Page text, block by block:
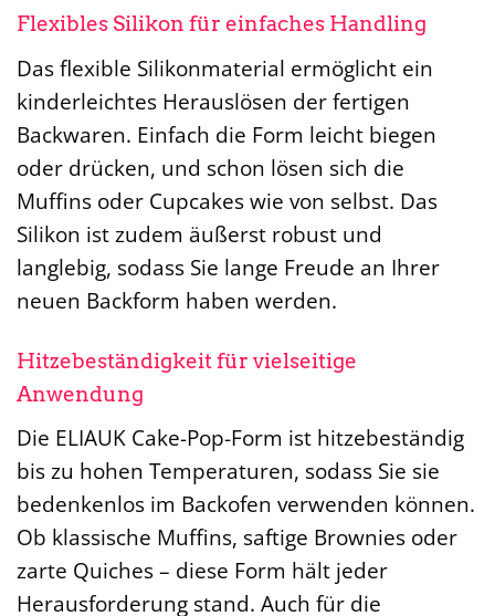
Flexibles Silikon für einfaches Handling
Das flexible Silikonmaterial ermöglicht ein
kinderleichtes Herauslösen der fertigen
Backwaren. Einfach die Form leicht biegen
oder drücken, und schon lösen sich die
Muffins oder Cupcakes wie von selbst. Das
Silikon ist zudem äußerst robust und
langlebig, sodass Sie lange Freude an Ihrer
neuen Backform haben werden.
Hitzebeständigkeit für vielseitige
Anwendung
Die ELIAUK Cake-Pop-Form ist hitzebeständig
bis zu hohen Temperaturen, sodass Sie sie
bedenkenlos im Backofen verwenden können.
Ob klassische Muffins, saftige Brownies oder
zarte Quiches – diese Form hält jeder
Herausforderung stand. Auch für die